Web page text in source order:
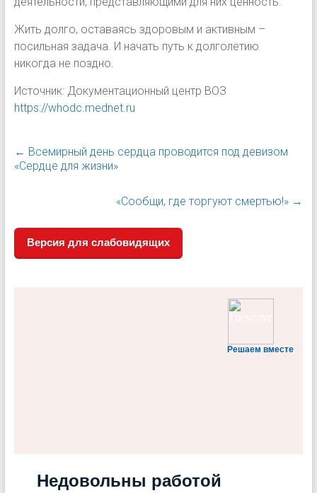
Жить долго, оставаясь здоровым и активным –
посильная задача. И начать путь к долголетию
никогда не поздно.
Источник: Документационный центр ВОЗ
https://whodc.mednet.ru
← Всемирный день сердца проводится под девизом
«Сердце для жизни»
«Сообщи, где торгуют смертью!» →
Версия для слабовидящих